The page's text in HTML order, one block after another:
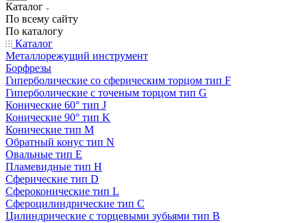
Каталог
По всему сайту
По каталогу
Каталог
Металлорежущий инструмент
Борфрезы
Гиперболические cо сферическим торцом тип F
Гиперболические с точеным торцом тип G
Конические 60° тип J
Конические 90° тип K
Конические тип M
Обратный конус тип N
Овальные тип E
Пламевидные тип H
Сферические тип D
Сфероконические тип L
Сфероцилиндрические тип C
Цилиндрические с торцевыми зубьями тип B